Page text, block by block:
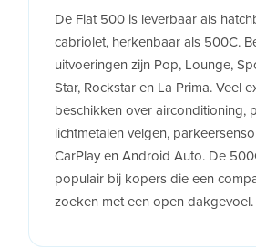
De Fiat 500 is leverbaar als
cabriolet, herkenbaar als 500C.
uitvoeringen zijn Pop, Lounge,
Star, Rockstar en La Prima. Veel
beschikken over airconditioning,
lichtmetalen velgen,
CarPlay en Android Auto. De
populair bij kopers die een
zoeken met een open dakgevoel.